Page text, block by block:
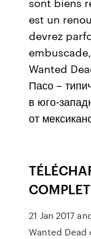
est un
devrez
Wanted
Пасо –
в юго-
от
21 Jan 2017
Wanted Dead